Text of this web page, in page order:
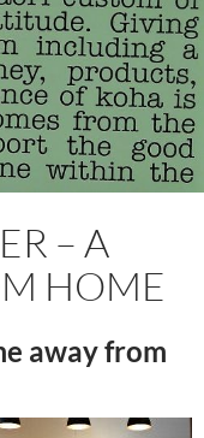
– A
HOME
away from